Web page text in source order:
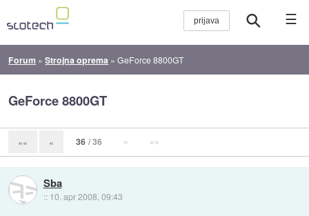
☰
Forum »Strojna oprema »GeForce 8800GT
GeForce 8800GT
«« « 36 / 36 » »»
Sba
:: 10. apr 2008, 09:43